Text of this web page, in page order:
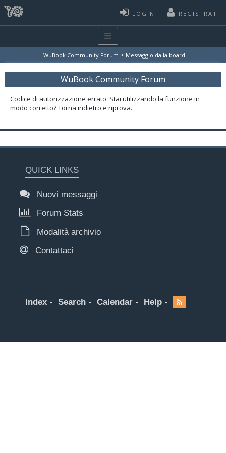
LOGIN REGISTRATI
WuBook Community Forum > Messaggio dalla board
WuBook Community Forum
Codice di autorizzazione errato. Stai utilizzando la funzione in
modo corretto? Torna indietro e riprova.
QUICK LINKS
Nuovi messaggi
Forum Stats
Modalità archivio
Contattaci
Index Search Calendar Help